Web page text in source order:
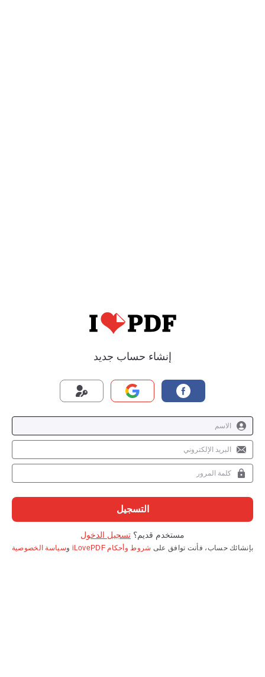
إنشاء حساب جديد
التسجيل
مستخدم قديم؟ تسجيل الدخول
بإنشائك حساب، فأنت توافق على شروط وأحكام iLovePDF وسياسة الخصوصية